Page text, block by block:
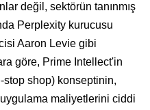
değil, sektörün tanınmış
Perplexity kurucusu
Aaron Levie gibi
göre, Prime Intellect'in
shop) konseptinin,
maliyetlerini ciddi